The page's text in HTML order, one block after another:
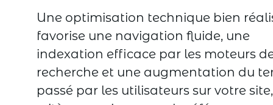
Une optimisation technique bien
favorise une navigation fluide, une
indexation efficace par les moteurs
recherche et une augmentation du
passé par les utilisateurs sur votre